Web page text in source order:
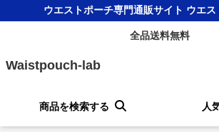
ウエストポーチ専門通販サイト ウエ
全品送料無料
Waistpouch-lab
商品を検索する 人